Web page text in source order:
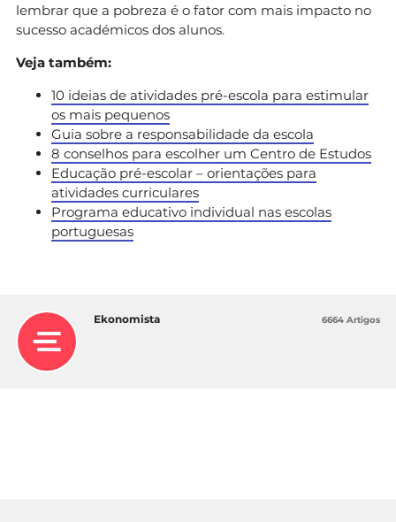
lembrar que a pobreza é o fator com mais impacto no
sucesso académicos dos alunos.
Veja também:
10 ideias de atividades pré-escola para estimular
os mais pequenos
Guia sobre a responsabilidade da escola
8 conselhos para escolher um Centro de Estudos
Educação pré-escolar – orientações para
atividades curriculares
Programa educativo individual nas escolas
portuguesas
Ekonomista 6664 Artigos